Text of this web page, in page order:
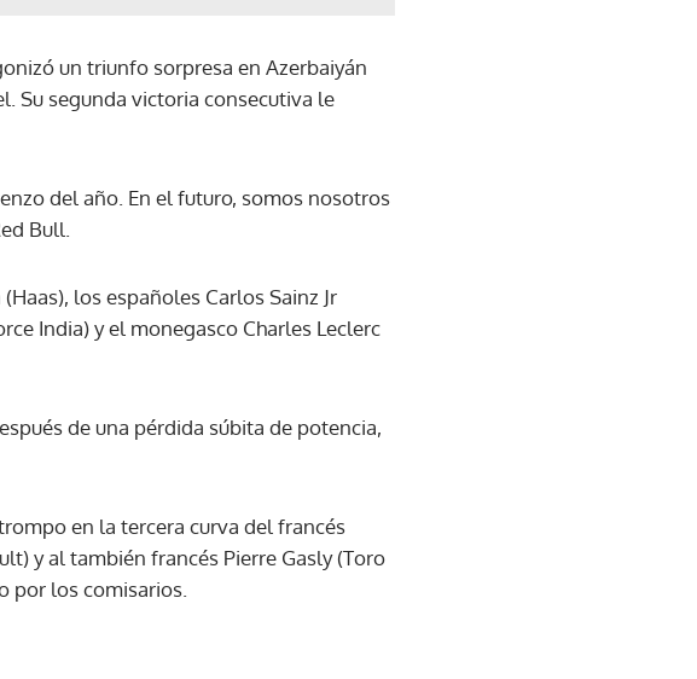
un triunfo sorpresa en Azerbaiyán
Su segunda victoria consecutiva le
del año. En el futuro, somos nosotros
Bull.
los españoles Carlos Sainz Jr
India) y el monegasco Charles Leclerc
de una pérdida súbita de potencia,
en la tercera curva del francés
y al también francés Pierre Gasly (Toro
por los comisarios.